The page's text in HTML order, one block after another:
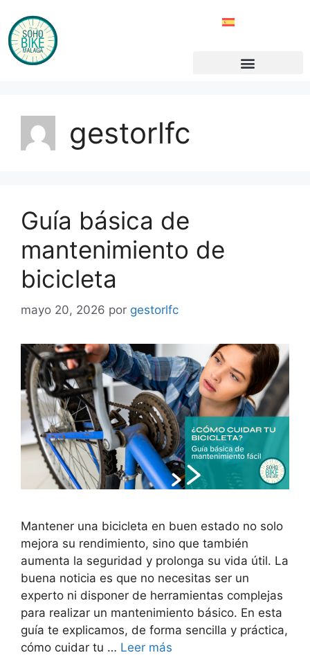
gestorlfc
Guía básica de
mantenimiento de
bicicleta
mayo 20, 2026 por gestorlfc
Mantener una bicicleta en buen estado no solo
mejora su rendimiento, sino que también
aumenta la seguridad y prolonga su vida útil. La
buena noticia es que no necesitas ser un
experto ni disponer de herramientas complejas
para realizar un mantenimiento básico. En esta
guía te explicamos, de forma sencilla y práctica,
cómo cuidar tu … Leer más